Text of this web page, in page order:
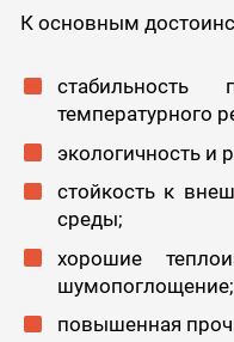
К основным
температурного
экологичность и
стойкость к
среды;
хорошие
шумопоглощение;
повышенная